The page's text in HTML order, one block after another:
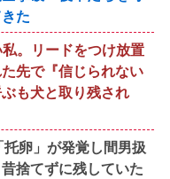
た
。リードをつけ放置
先で『信じられない
も犬と取り残され
卵」が発覚し間男扱
捨てずに残していた